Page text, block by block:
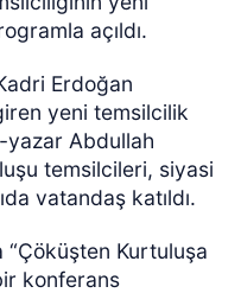
açıldı.
Erdoğan
yeni temsilcilik
yazar Abdullah
temsilcileri, siyasi
vatandaş katıldı.
“Çöküşten Kurtuluşa
bir konferans